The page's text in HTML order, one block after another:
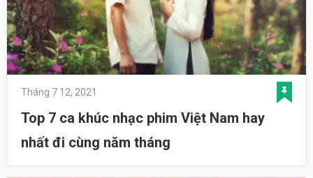
Tháng 7 12, 2021
Top 7 ca khúc nhạc phim Việt Nam hay
nhất đi cùng năm tháng